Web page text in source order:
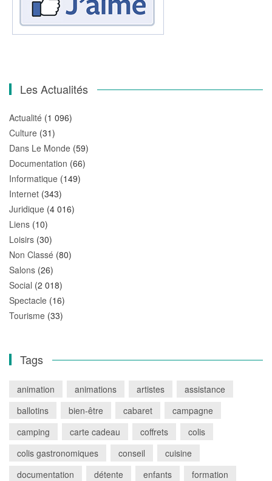
Les Actualités
Actualité (1 096)
Culture (31)
Dans Le Monde (59)
Documentation (66)
Informatique (149)
Internet (343)
Juridique (4 016)
Liens (10)
Loisirs (30)
Non Classé (80)
Salons (26)
Social (2 018)
Spectacle (16)
Tourisme (33)
Tags
animation animations artistes
assistance
ballotins
bien-être cabaret
campagne
camping
carte cadeau coffrets
colis
colis gastronomiques
conseil
cuisine
documentation
détente enfants
formation